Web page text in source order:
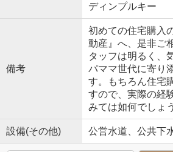
ディンプルキー
備考
初めての住宅購入
動産』へ、是非ご
タッフは明るく、
パママ世代に寄り
す。もちろん住宅
すので、実際の経
みては如何でしょ
設備(その他) 公営水道、公共下